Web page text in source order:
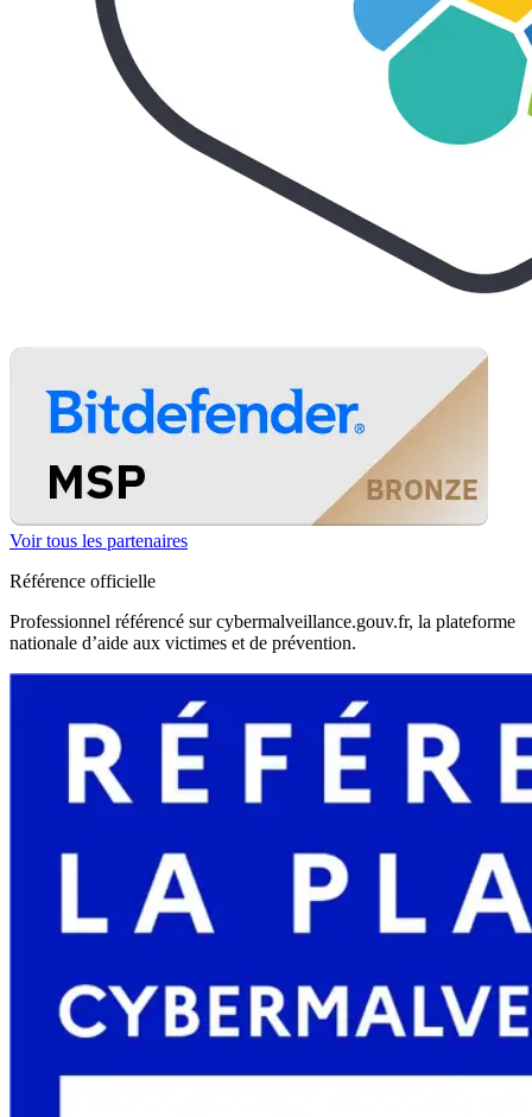
Voir tous les partenaires
Référence officielle
Professionnel référencé sur cybermalveillance.gouv.fr, la plateforme
nationale d’aide aux victimes et de prévention.